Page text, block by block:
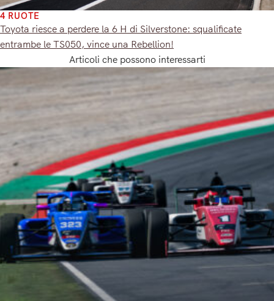
4 RUOTE
Toyota riesce a perdere la 6 H di Silverstone: squalificate
entrambe le TS050, vince una Rebellion!
Articoli che possono interessarti